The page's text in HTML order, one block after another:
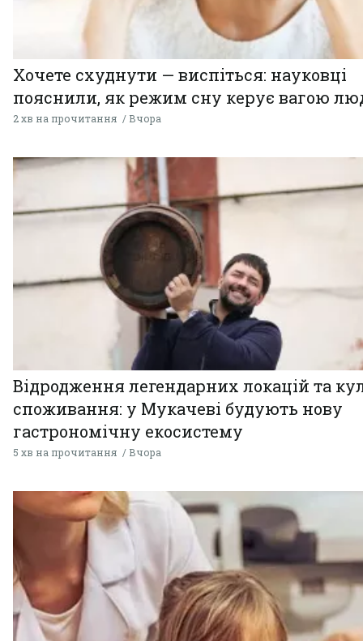
Хочете схуднути — виспіться: науковці
пояснили, як режим сну керує вагою
2 хв на прочитання Вчора
Відродження легендарних локацій та
споживання: у Мукачеві будують нову
гастрономічну екосистему
5 хв на прочитання Вчора